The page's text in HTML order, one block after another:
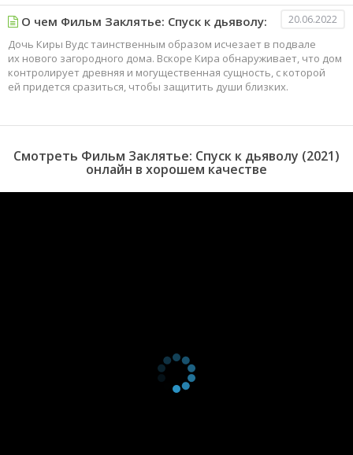
О чем Фильм Заклятье: Спуск к дьяволу: 20.06.2022
Дочь Киры Вудс таинственным образом исчезает в подвале
их нового загородного дома. Вскоре Кира обнаруживает, что дом
контролирует древняя и могущественная сущность, с которой
ей придется сразиться, чтобы защитить души близких.
Смотреть Фильм Заклятье: Спуск к дьяволу (2021)
онлайн в хорошем качестве